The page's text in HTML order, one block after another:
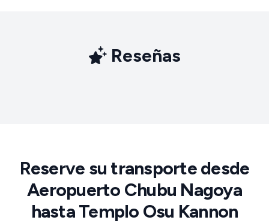
Reseñas
Reserve su transporte desde
Aeropuerto Chubu Nagoya
hasta Templo Osu Kannon